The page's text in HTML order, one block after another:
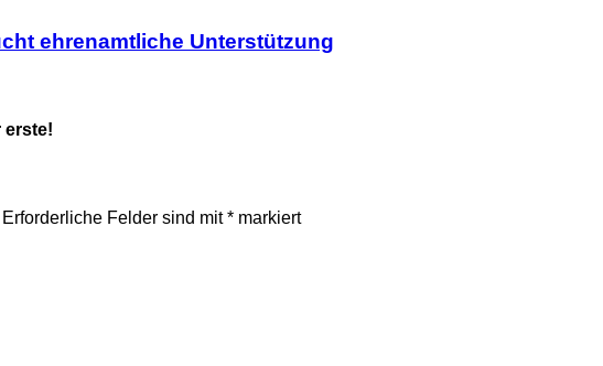
ehrenamtliche Unterstützung
erste!
Erforderliche Felder sind mit* markiert